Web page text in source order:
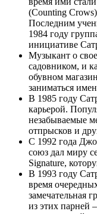
(Counting
Последним
1984 году
инициативе
Музыкант о
садовником, и
обувном
заниматься
В 1985 году
карьерой.
незабываемые
отпрысков и
С 1992 года
союз дал миру
Signature,
В 1993 году
время
замечательная
из этих парней